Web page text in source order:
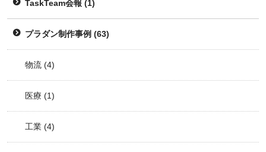
TaskTeam会報 (1)
プラダン制作事例 (63)
物流 (4)
医療 (1)
工業 (4)